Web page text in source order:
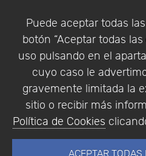
Puede aceptar todas
botón “Aceptar todas las
uso pulsando en el
cuyo caso le
gravemente limitada la
sitio o recibir más
Política de Cookies
Empresa|Aviso Legal|
Política de
© Copyright 1994 -
Científico,